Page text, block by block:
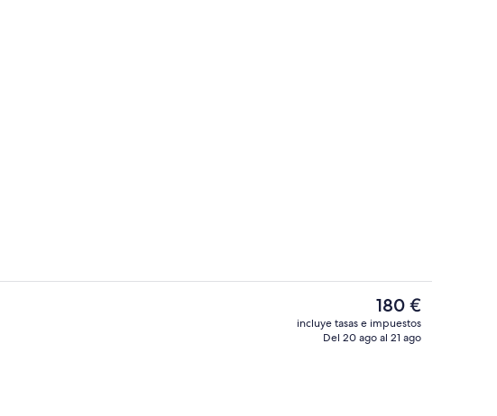
Bar (en el alojamiento)
El
precio
actual
180 €
incluye tasas e impuestos
Del 20 ago al 21 ago